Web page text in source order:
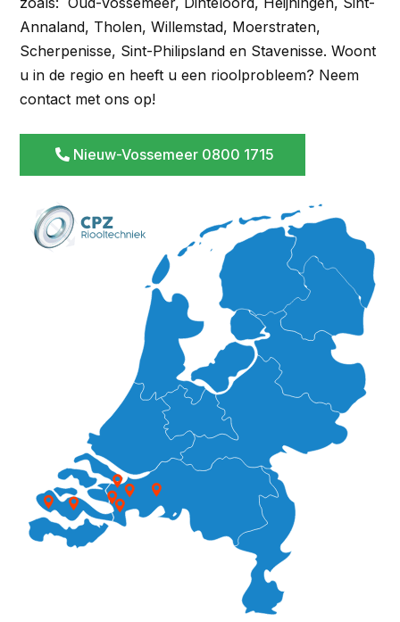
Annaland, Tholen, Willemstad, Moerstraten,
Scherpenisse, Sint-Philipsland en Stavenisse. Woont
u in de regio en heeft u een rioolprobleem? Neem
contact met ons op!
Nieuw-Vossemeer 0800 1715